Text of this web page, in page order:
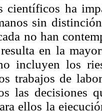
científicos ha
sin
no han
en la
incluyen los
trabajos de
las decisiones
ellos la